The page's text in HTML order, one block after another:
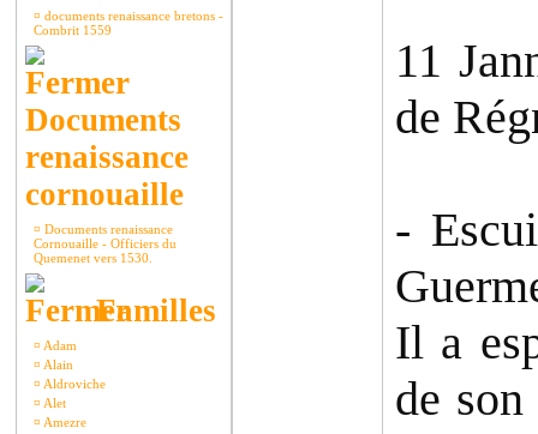
¤ documents renaissance bretons -
Combrit 1559
Documents
renaissance
cornouaille
¤ Documents renaissance
Cornouaille - Officiers du
Quemenet vers 1530.
Familles
¤ Adam
¤ Alain
¤ Aldroviche
¤ Alet
¤ Amezre
11
de
-
Il a
de